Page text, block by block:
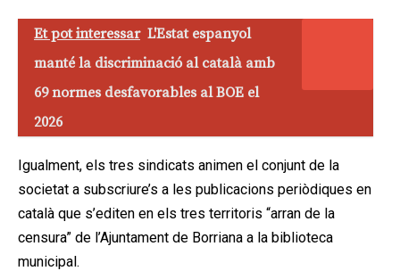
Et pot interessar L'Estat espanyol
manté la discriminació al català amb
69 normes desfavorables al BOE el
2026
Igualment, els tres sindicats animen el conjunt de la
societat a subscriure’s a les publicacions periòdiques en
català que s’editen en els tres territoris “arran de la
censura” de l’Ajuntament de Borriana a la biblioteca
municipal.